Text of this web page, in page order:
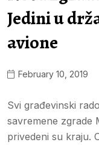
Jedini u
avione
February 10, 2019
Svi građevinski
savremene zgrade
privedeni su kraju.